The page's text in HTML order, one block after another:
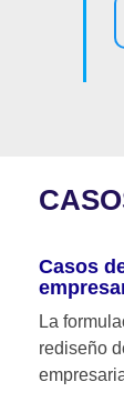
Casos
La
rediseño